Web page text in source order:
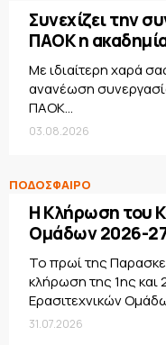
Συνεχίζει την
ΠΑΟΚ η
Με ιδιαίτερη χαρά
ανανέωση
ΠΑΟΚ...
03.08.2026
ΠΟΔΟΣΦΑΙΡΟ
Η Κλήρωση του
Ομάδων 2026-
Το πρωί της
κλήρωση της 1ης
Ερασιτεχνικών
31.07.2026